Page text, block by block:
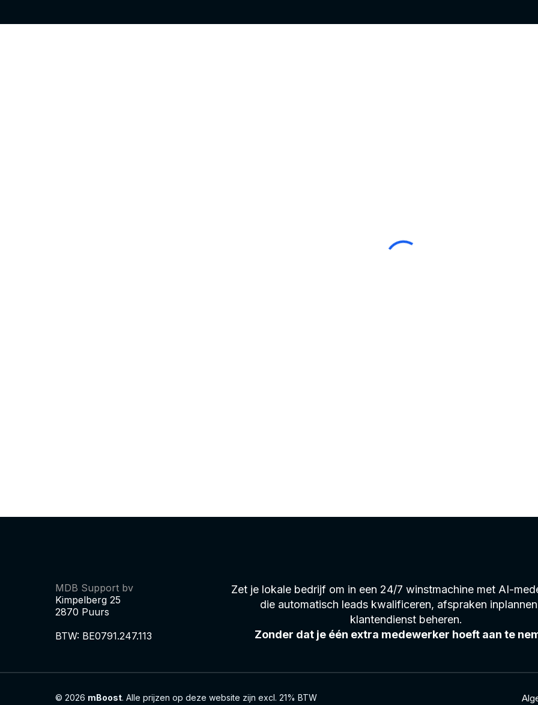
MDB Support bv
Kimpelberg 25
2870 Puurs
BTW: BE0791.247.113
Zet je lokale bedrijf om in een 24/7 winstmachine met AI-
die automatisch leads kwalificeren, afspraken
klantendienst beheren.
Zonder dat je één extra medewerker hoeft aan te
© 2026 mBoost. Alle prijzen op deze website zijn excl. 21% BTW